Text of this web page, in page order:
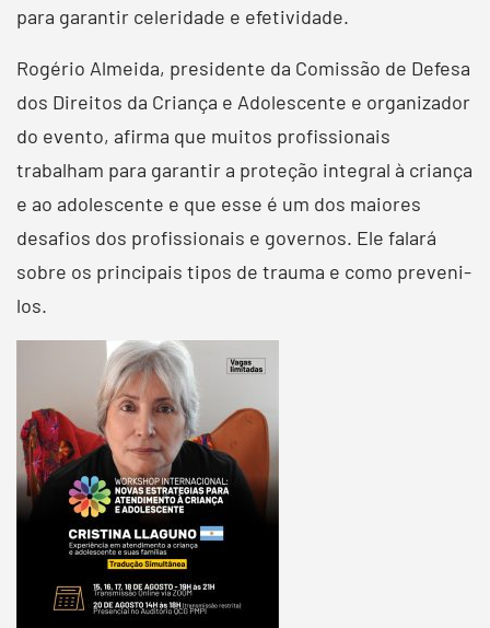
para garantir celeridade e efetividade.
Rogério Almeida, presidente da Comissão de Defesa
dos Direitos da Criança e Adolescente e organizador
do evento, afirma que muitos profissionais
trabalham para garantir a proteção integral à criança
e ao adolescente e que esse é um dos maiores
desafios dos profissionais e governos. Ele falará
sobre os principais tipos de trauma e como preveni-
los.